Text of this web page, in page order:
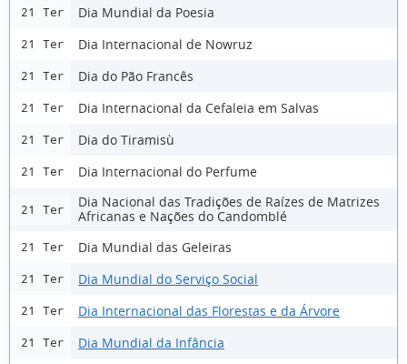
21 Ter Dia Mundial da Poesia
21 Ter Dia Internacional de Nowruz
21 Ter Dia do Pão Francês
21 Ter Dia Internacional da Cefaleia em Salvas
21 Ter Dia do Tiramisù
21 Ter Dia Internacional do Perfume
21 Ter
Dia Nacional das Tradições de Raízes de Matrizes
Africanas e Nações do Candomblé
21 Ter Dia Mundial das Geleiras
21 Ter Dia Mundial do Serviço Social
21 Ter Dia Internacional das Florestas e da Árvore
21 Ter Dia Mundial da Infância